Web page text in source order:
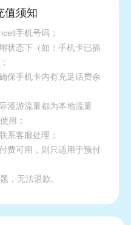
值须知
手机号码；
状态下（如：手机卡已插
保手机卡内有充足话费余
漫游流量都为本地流量
用；
系客服处理；
费可用，则只适用于预付
，无法退款。